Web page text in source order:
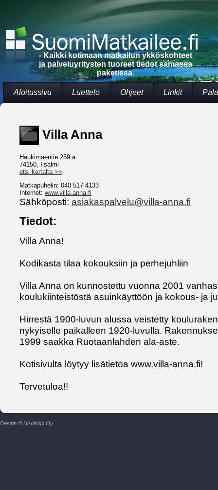
- Kaikki kotimaan matkailun ykköskohteet
ja palveluyritysten tuoreet tiedot samassa
paketissa.
Aloitussivu Luettelo Ohjeet Linkit
Villa Anna
Haukimäentie 259 a
74150, Iisalmi
etsi kartalta >>
Matkapuhelin: 040 517 4133
Internet: www.villa-anna.fi
Sähköposti: asiakaspalvelu@villa-anna.fi
Tiedot:
Villa Anna!
Kodikasta tilaa kokouksiin ja perhejuhliin
Villa Anna on kunnostettu vuonna 2001
koulukiinteistöstä asuinkäyttöön ja kokous- ja
Hirrestä 1900-luvun alussa veistetty
nykyiselle paikalleen 1920-luvulla.
1999 saakka Ruotaanlahden ala-aste.
Kotisivulta löytyy lisätietoa www.villa-anna.fi!
Tervetuloa!!
Design © Hi-Vision Oy